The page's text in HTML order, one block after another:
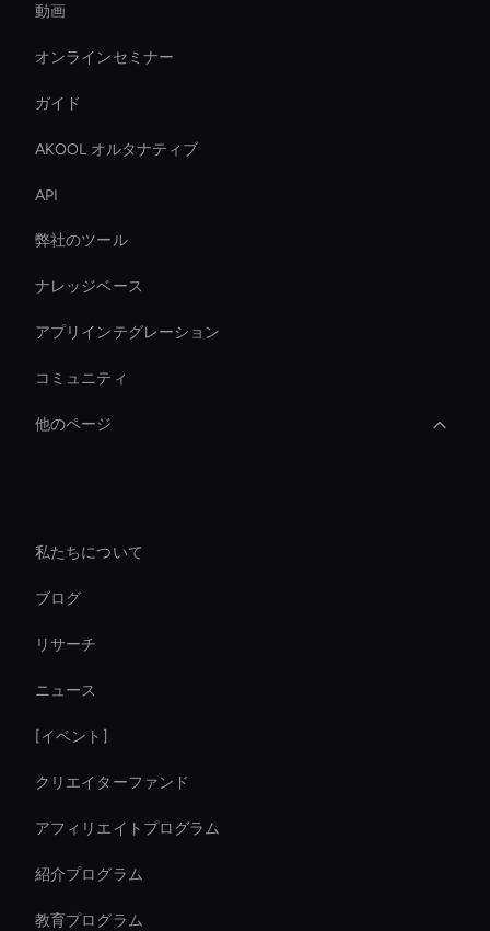
動画
オンラインセミナー
ガイド
AKOOL オルタナティブ
API
弊社のツール
ナレッジベース
アプリインテグレーション
コミュニティ
他のページ
Agentic Ai Avatar
Interactive Ai Assistant For Websites
virtual assistant for business
Ai Avatar Live Chat
AI ビデオミームジェネレーター
AI ビデオクロッピングツール
私たちについて
ブログ
リサーチ
ニュース
[イベント]
クリエイターファンド
アフィリエイトプログラム
紹介プログラム
教育プログラム